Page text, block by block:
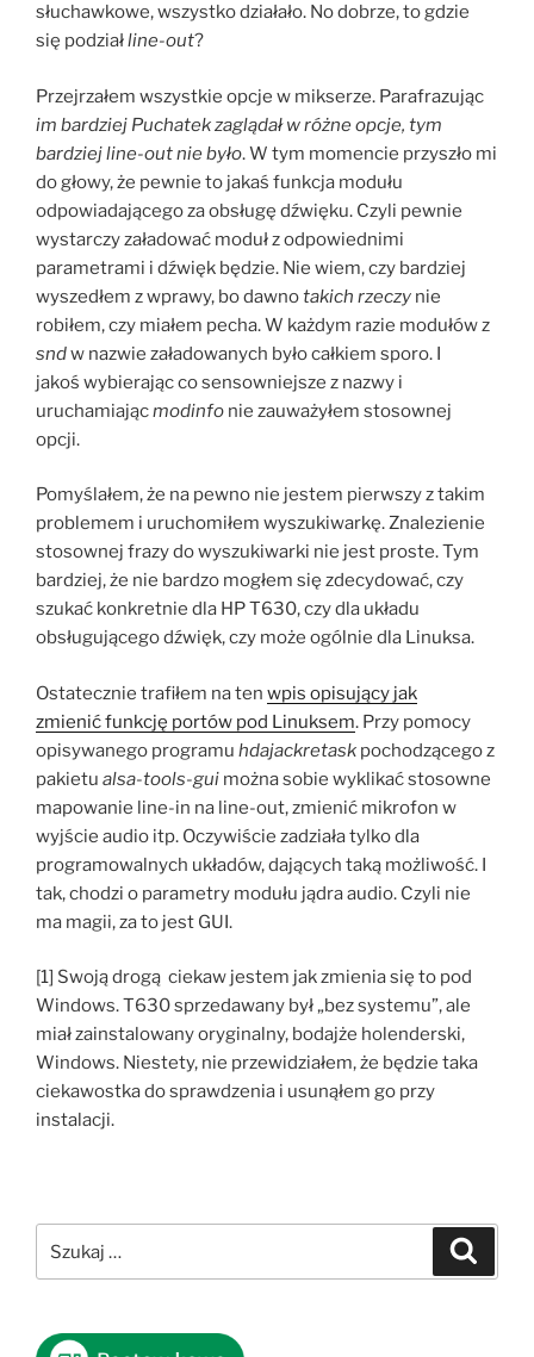
słuchawkowe, wszystko działało. No dobrze, to gdzie
się podziałline-out?
Przejrzałem wszystkie opcje w mikserze. Parafrazując
im bardziej Puchatek zaglądał w różne opcje, tym
bardziej line-out nie było. W tym momencie przyszło mi
do głowy, że pewnie to jakaś funkcja modułu
odpowiadającego za obsługę dźwięku. Czyli pewnie
wystarczy załadować moduł z odpowiednimi
parametrami i dźwięk będzie. Nie wiem, czy bardziej
wyszedłem z wprawy, bo dawnotakich rzeczy nie
robiłem, czy miałem pecha. W każdym razie modułów z
sndw nazwie załadowanych było całkiem sporo. I
jakoś wybierając co sensowniejsze z nazwy i
uruchamiającmodinfo nie zauważyłem stosownej
opcji.
Pomyślałem, że na pewno nie jestem pierwszy z takim
problemem i uruchomiłem wyszukiwarkę. Znalezienie
stosownej frazy do wyszukiwarki nie jest proste. Tym
bardziej, że nie bardzo mogłem się zdecydować, czy
szukać konkretnie dla HP T630, czy dla układu
obsługującego dźwięk, czy może ogólnie dla Linuksa.
Ostatecznie trafiłem na ten wpis opisujący jak
zmienić funkcję portów pod Linuksem. Przy pomocy
opisywanego programu hdajackretask pochodzącego z
pakietu alsa-tools-gui można sobie wyklikać stosowne
mapowanie line-in na line-out, zmienić mikrofon w
wyjście audio itp. Oczywiście zadziała tylko dla
programowalnych układów, dających taką możliwość. I
tak, chodzi o parametry modułu jądra audio. Czyli nie
ma magii, za to jest GUI.
[1] Swoją drogą ciekaw jestem jak zmienia się to pod
Windows. T630 sprzedawany był „bez systemu”, ale
miał zainstalowany oryginalny, bodajże holenderski,
Windows. Niestety, nie przewidziałem, że będzie taka
ciekawostka do sprawdzenia i usunąłem go przy
instalacji.